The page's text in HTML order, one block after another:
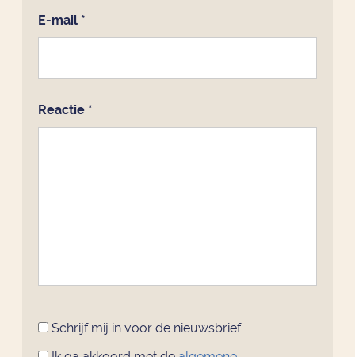
E-mail *
Reactie *
Schrijf mij in voor de nieuwsbrief